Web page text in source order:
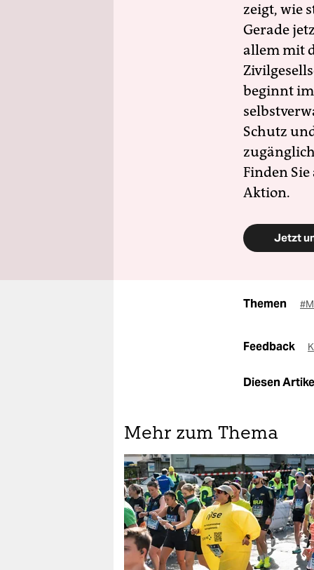
zeigt, wie
Gerade
allem mit
beginnt
Schutz
Finden
Aktion.
Jetzt
Themen
Feedback
Diesen
Mehr zum Thema